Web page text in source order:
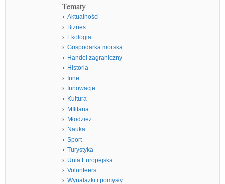
Tematy
Aktualności
Biznes
Ekologia
Gospodarka morska
Handel zagraniczny
Historia
Inne
Innowacje
Kultura
MIlitaria
Młodzież
Nauka
Sport
Turystyka
Unia Europejska
Volunteers
Wynalazki i pomysły